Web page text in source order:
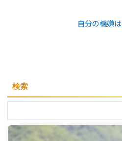
自分の機嫌
検索